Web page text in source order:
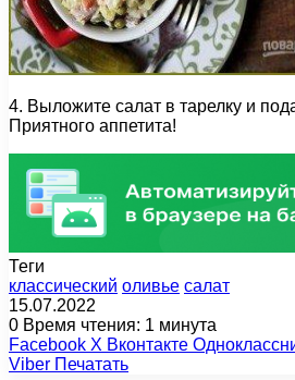
4. Выложите салат в тарелку и
Приятного аппетита!
Теги
классический оливье салат
15.07.2022
0 Время чтения: 1 минута
Facebook X Вконтакте
Viber Печатать